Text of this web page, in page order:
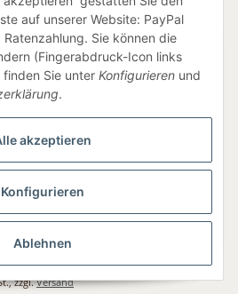
zzgl.Versand
auf unserer Website: PayPal
Sie können die
(Fingerabdruck-Icon links
finden Sie unter Konfigurieren und
.
akzeptieren
Konfigurieren
Ablehnen